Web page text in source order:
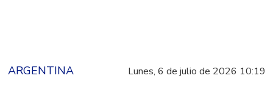
ARGENTINA Lunes, 6 de julio de 2026 10:19